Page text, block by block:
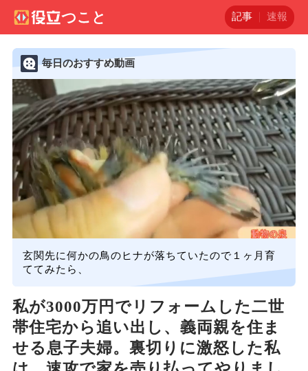
記事 速報
毎日のおすすめ動画
玄関先に何かの鳥のヒナが落ちていたので１ヶ月育
ててみたら、
私が3000万円でリフォームした二世
帯住宅から追い出し、義両親を住ま
せる息子夫婦。裏切りに激怒した私